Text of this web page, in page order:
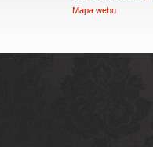
Mapa webu